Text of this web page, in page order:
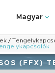
Magyar
/
(FFX)